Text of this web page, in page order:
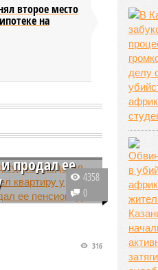
второе место
на
судом
который
продал ее
суде
4358
0
316